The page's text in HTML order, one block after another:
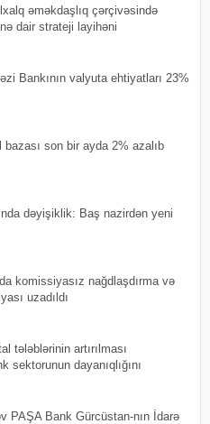
əməkdaşlıq çərçivəsində
dair strateji layihəni
Bankının valyuta ehtiyatları 23%
son bir ayda 2% azalıb
dəyişiklik: Baş nazirdən yeni
komissiyasız nağdlaşdırma və
uzadıldı
tələblərinin artırılması
sektorunun dayanıqlığını
PAŞA Bank Gürcüstan-nın İdarə